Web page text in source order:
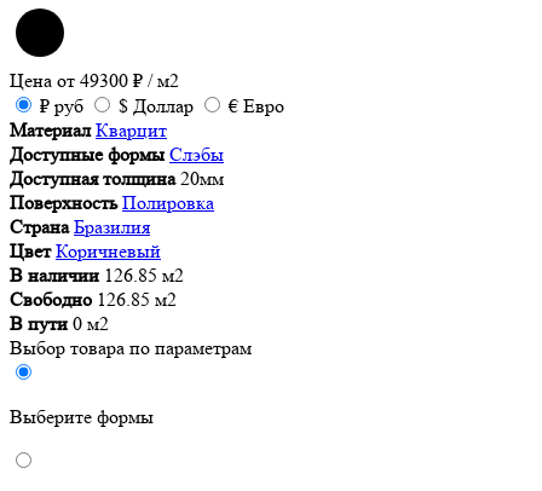
Цена от 49300 ₽ / м2
₽ руб $ Доллар € Евро
Материал Кварцит
Доступные формы Слэбы
Доступная толщина 20мм
Поверхность Полировка
Страна Бразилия
Цвет Коричневый
В наличии 126.85 м2
Свободно 126.85 м2
В пути 0 м2
Выбор товара по параметрам
Выберите формы